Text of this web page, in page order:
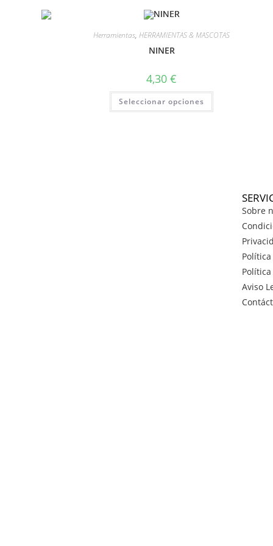
Herramientas,HERRAMIENTAS & MASCOTAS
NINER
4,30€
Seleccionar opciones
Sobre
Aviso